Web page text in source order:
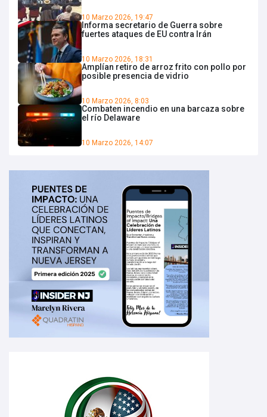
10 Marzo 2026, 19:47
Informa secretario de Guerra sobre
fuertes ataques de EU contra Irán
10 Marzo 2026, 18:31
Amplían retiro de arroz frito con pollo por
posible presencia de vidrio
10 Marzo 2026, 8:03
Combaten incendio en una barcaza sobre
el río Delaware
10 Marzo 2026, 14:07